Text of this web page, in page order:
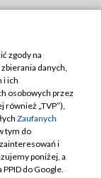
zgody na
danych,
i ich
osobowych przez
również „TVP”),
Zaufanych
tym do
i
poniżej, a
do Google.